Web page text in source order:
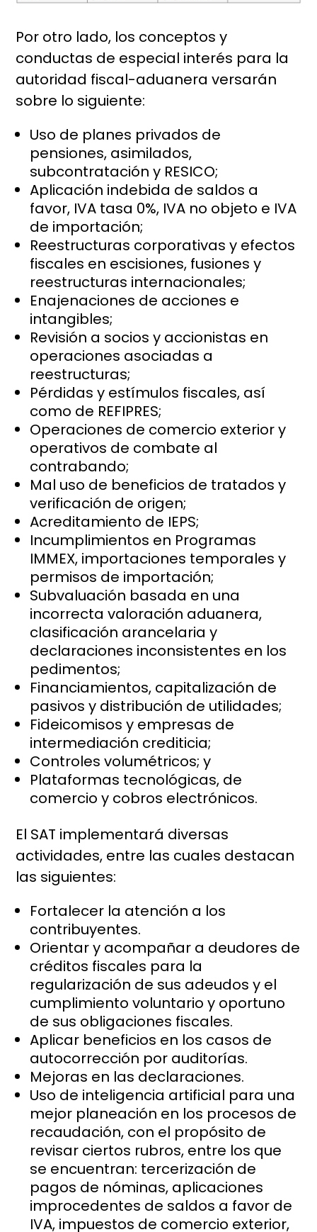
Por otro lado, los conceptos y
conductas de especial interés para la
autoridad fiscal-aduanera versarán
sobre lo siguiente:
Uso de planes privados de
pensiones, asimilados,
subcontratación y RESICO;
Aplicación indebida de saldos a
favor, IVA tasa 0%, IVA no objeto e IVA
de importación;
Reestructuras corporativas y efectos
fiscales en escisiones, fusiones y
reestructuras internacionales;
Enajenaciones de acciones e
intangibles;
Revisión a socios y accionistas en
operaciones asociadas a
reestructuras;
Pérdidas y estímulos fiscales, así
como de REFIPRES;
Operaciones de comercio exterior y
operativos de combate al
contrabando;
Mal uso de beneficios de tratados y
verificación de origen;
Acreditamiento de IEPS;
Incumplimientos en Programas
IMMEX, importaciones temporales y
permisos de importación;
Subvaluación basada en una
incorrecta valoración aduanera,
clasificación arancelaria y
declaraciones inconsistentes en los
pedimentos;
Financiamientos, capitalización de
pasivos y distribución de utilidades;
Fideicomisos y empresas de
intermediación crediticia;
Controles volumétricos; y
Plataformas tecnológicas, de
comercio y cobros electrónicos.
El SAT implementará diversas
actividades, entre las cuales destacan
las siguientes:
Fortalecer la atención a los
contribuyentes.
Orientar y acompañar a deudores de
créditos fiscales para la
regularización de sus adeudos y el
cumplimiento voluntario y oportuno
de sus obligaciones fiscales.
Aplicar beneficios en los casos de
autocorrección por auditorías.
Mejoras en las declaraciones.
Uso de inteligencia artificial para una
mejor planeación en los procesos de
recaudación, con el propósito de
revisar ciertos rubros, entre los que
se encuentran: tercerización de
pagos de nóminas, aplicaciones
improcedentes de saldos a favor de
IVA, impuestos de comercio exterior,